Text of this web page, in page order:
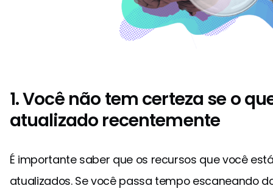
1. Você não tem certeza se o
atualizado recentemente
É importante saber que os recursos que você
atualizados. Se você passa tempo escaneando